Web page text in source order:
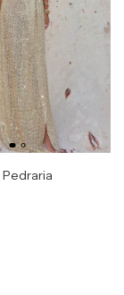
Pedraria